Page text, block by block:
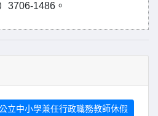
3706-1486。
立中小學兼任行政職務教師休假